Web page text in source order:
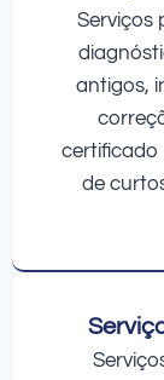
Serviços
antigos,
certificado
de